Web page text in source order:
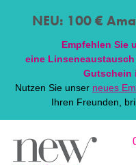
NEU: 100 €
Empfehlen Sie
eine Linsen
Gutschein
Nutzen Sie unser neues
Ihren Freunden,